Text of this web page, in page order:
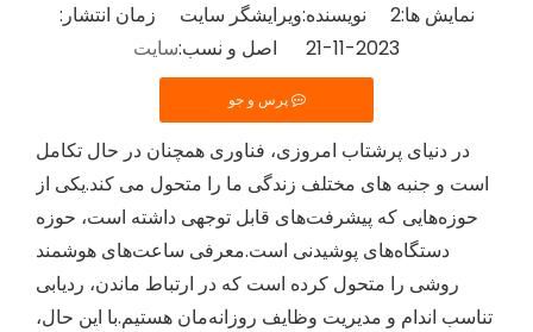
نمایش ها:2 نویسنده:ویرایشگر سایت زمان انتشار:
2023-11-21 اصل و نسب:
سایت
پرس و جو
در دنیای پرشتاب امروزی، فناوری همچنان در حال تکامل
است و جنبه های مختلف زندگی ما را متحول می کند.یکی از
حوزه‌هایی که پیشرفت‌های قابل توجهی داشته است، حوزه
دستگاه‌های پوشیدنی است.معرفی ساعت‌های هوشمند
روشی را متحول کرده است که در ارتباط ماندن، ردیابی
تناسب اندام و مدیریت وظایف روزانه‌مان هستیم.با این حال،